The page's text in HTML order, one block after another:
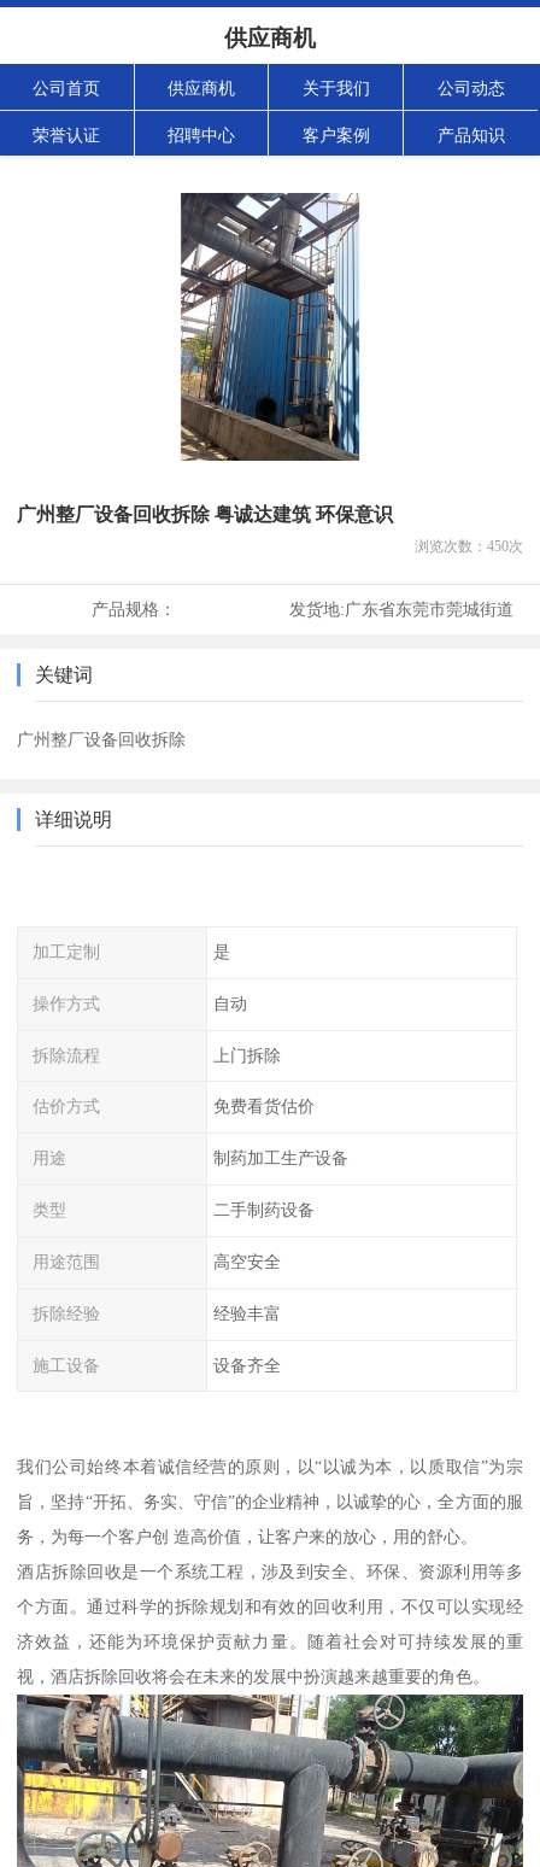
供应商机
公司首页 供应商机 关于我们 公司动态
荣誉认证 招聘中心 客户案例 产品知识
广州整厂设备回收拆除 粤诚达建筑 环保意识
浏览次数： 450次
产品规格： 发货地:广东省东莞市莞城街道
关键词
广州整厂设备回收拆除
详细说明
加工定制 是
操作方式 自动
拆除流程 上门拆除
估价方式 免费看货估价
用途 制药加工生产设备
类型 二手制药设备
用途范围 高空安全
拆除经验 经验丰富
施工设备 设备齐全
我们公司始终本着诚信经营的原则，以“以诚为本，以质取信”为宗
旨，坚持“开拓、务实、守信”的企业精神，以诚挚的心，全方面的服
务，为每一个客户创 造高价值，让客户来的放心，用的舒心。
酒店拆除回收是一个系统工程，涉及到安全、环保、资源利用等多
个方面。通过科学的拆除规划和有效的回收利用，不仅可以实现经
济效益，还能为环境保护贡献力量。随着社会对可持续发展的重
视，酒店拆除回收将会在未来的发展中扮演越来越重要的角色。